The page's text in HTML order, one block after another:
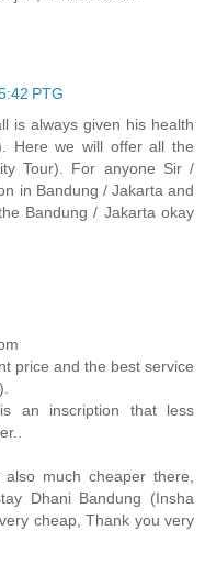
PTG
is always given his health
Here we will offer all the
Tour). For anyone Sir /
in Bandung / Jakarta and
Bandung / Jakarta okay
price and the best service
an inscription that less
much cheaper there,
Dhani Bandung (Insha
cheap, Thank you very